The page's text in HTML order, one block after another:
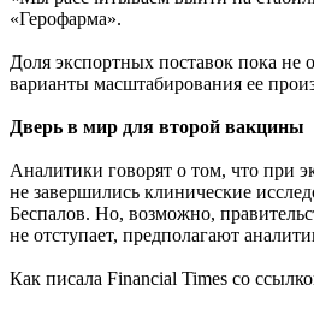
«Герофарма».
Доля экспортных поставок пока не
варианты масштабирования ее
Дверь в мир для второй вакцины
Аналитики говорят о том, что при
не завершились клинические
Беспалов. Но, возможно,
не отступает, предполагают
Как писала Financial Times со